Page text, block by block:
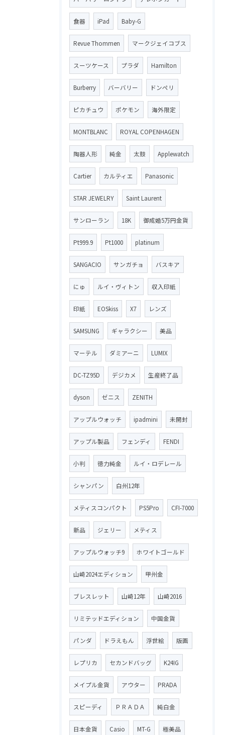
食器 iPad Baby-G
Revue Thommen マークジェイコブス
スーツケース プラダ Hamilton
Burberry バーバリー ドンペリ
ピカチュウ ポケモン 海外限定
MONTBLANC ROYAL COPENHAGEN
陶器人形 純金 太鼓 Applewatch
Cartier カルティエ Panasonic
STAR JEWELRY Saint Laurent
サンローラン 18K 御成婚5万円金貨
Pt999.9 Pt1000 platinum
SANGACIO サンガチョ バスキア
にゅ ルイ・ヴィトン 収入印紙
印紙 EOSkiss X7 レンズ
SAMSUNG ギャラクシー 美品
マーテル ダミアーニ LUMIX
DC-TZ95D デジカメ 生産終了品
dyson ゼニス ZENITH
アップルウォッチ ipadmini 未開封
アップル製品 フェンディ FENDI
小判 徳力純金 ルイ・ロデレール
シャンパン 白州12年
メティスコンパクト PS5Pro CFI-7000
新品 ジェリー メティス
アップルウォッチ9 ホワイトゴールド
山崎2024エディション 甲州金
ブレスレット 山崎12年 山崎2016
リミテッドエディション 中国金貨
パンダ ドラえもん 浮世絵 版画
レプリカ セカンドバッグ K24IG
メイプル金貨 アウター PRADA
スピーディ ＰＲＡＤＡ 純白金
日本金貨 Casio MT-G 極美品